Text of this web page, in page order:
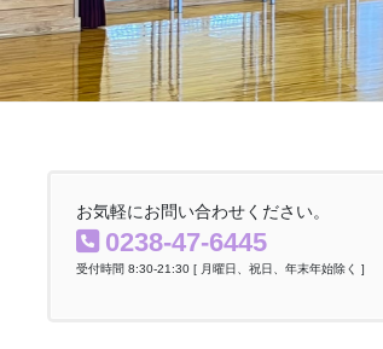
お気軽にお問い合わせください。
0238-47-6445
受付時間 8:30-21:30 [ 月曜日、祝日、年末年始除く ]